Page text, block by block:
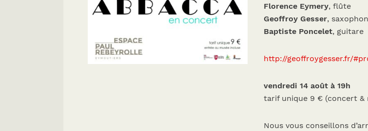
Florence Eymery, flûte
Geoffroy Gesser,
Baptiste Poncelet, guitare
http://geoffroygesser.fr/
vendredi 14 août à 19h
tarif unique 9 € (concert &
Nous vous conseillons